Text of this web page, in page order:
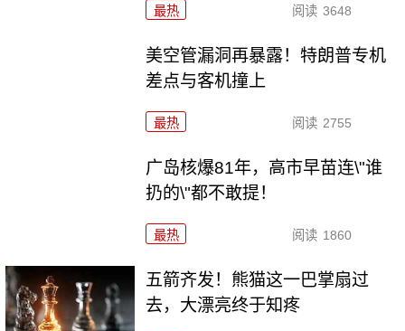
最热 阅读 3648
美空管漏洞再暴露！特朗普专机
差点与客机撞上
最热 阅读 2755
广岛核爆81年，高市早苗连\"谁
扔的\"都不敢提！
最热 阅读 1860
五箭齐发！熊猫这一巴掌扇过
去，大漂亮终于知疼